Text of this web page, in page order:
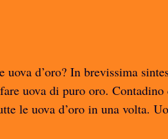
uova d’oro? In brevissima
uova di puro oro.
le uova d’oro in una volta.